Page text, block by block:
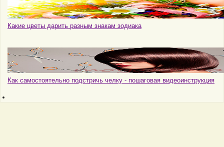
Какие цветы дарить разным знакам зодиака
Как самостоятельно подстричь челку - пошаговая видеоинструкция